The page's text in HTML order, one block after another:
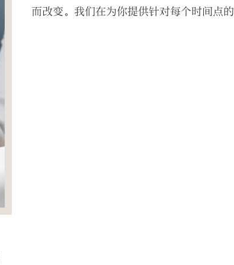
而改变。我们在为你提供针对每个时间点的